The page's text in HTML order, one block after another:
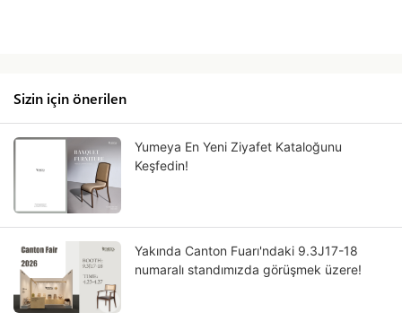
Sizin için önerilen
Yumeya En Yeni Ziyafet Kataloğunu
Keşfedin!
Yakında Canton Fuarı'ndaki 9.3J17-18
numaralı standımızda görüşmek üzere!